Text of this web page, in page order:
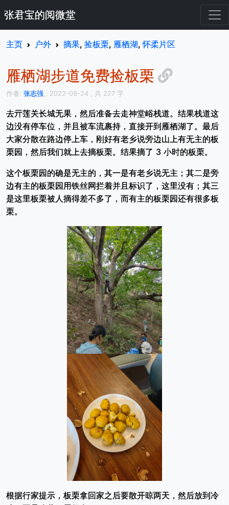
张君宝的阅微堂
主页 户外 摘果, 捡板栗, 雁栖湖,怀柔片区
雁栖湖步道免费捡板栗
作者: 张志强 , 2022-09-24 , 共 227 字
去亓莲关长城无果，然后准备去走神堂峪栈道。结果栈道这
边没有停车位，并且被车流裹持，直接开到雁栖湖了。最后
大家分散在路边停上车，刚好有老乡说旁边山上有无主的板
栗园，然后我们就上去摘板栗。结果摘了 3 小时的板栗。
这个板栗园的确是无主的，其一是有老乡说无主；其二是旁
边有主的板栗园用铁丝网拦着并且标识了，这里没有；其三
是这里板栗被人摘得差不多了，而有主的板栗园还有很多板
栗。
根据行家提示，板栗拿回家之后要散开晾两天，然后放到冷